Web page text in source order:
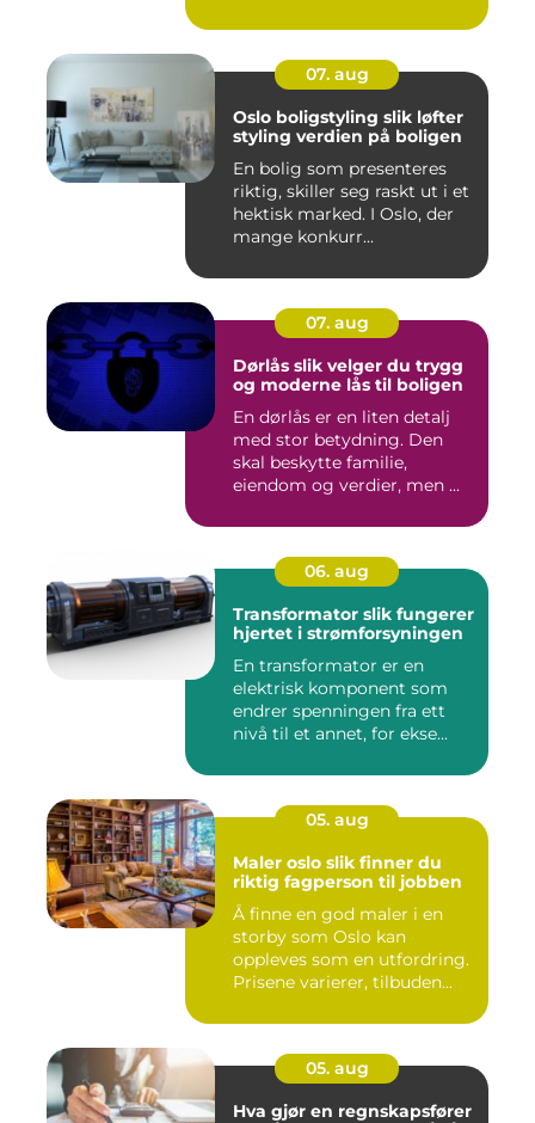
07. aug
Oslo boligstyling slik løfter
styling verdien på boligen
En bolig som presenteres
riktig, skiller seg raskt ut i et
hektisk marked. I Oslo, der
mange konkurr...
07. aug
Dørlås slik velger du trygg
og moderne lås til boligen
En dørlås er en liten detalj
med stor betydning. Den
skal beskytte familie,
eiendom og verdier, men ...
06. aug
Transformator slik fungerer
hjertet i strømforsyningen
En transformator er en
elektrisk komponent som
endrer spenningen fra ett
nivå til et annet, for ekse...
05. aug
Maler oslo slik finner du
riktig fagperson til jobben
Å finne en god maler i en
storby som Oslo kan
oppleves som en utfordring.
Prisene varierer, tilbuden...
05. aug
Hva gjør en regnskapsfører